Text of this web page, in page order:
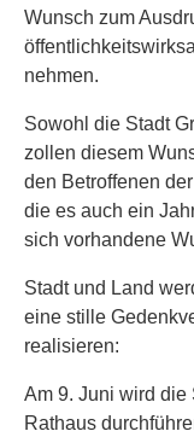
Wunsch zum
nehmen.
Sowohl die Stadt
zollen diesem
den Betroffenen
die es auch ein
sich vorhandene
Stadt und Land
eine stille
realisieren:
Am 9. Juni wird die
Rathaus